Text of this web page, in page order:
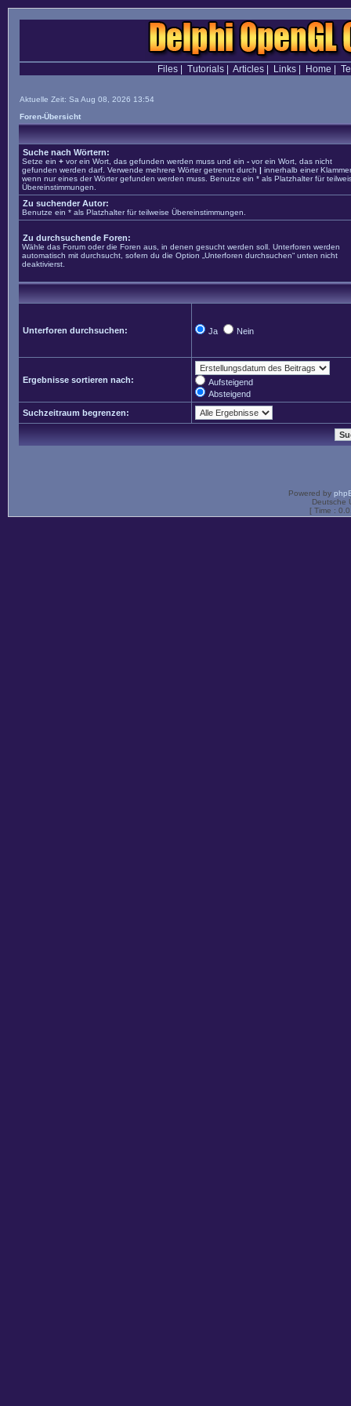
Files| Tutorials| Articles| Links| Home
Aktuelle Zeit: Sa Aug 08, 2026 13:54
Foren-Übersicht
Suche nach Wörtern:
Setze ein + vor ein Wort, das gefunden werden muss und ein - vor ein Wort, das nicht
gefunden werden darf. Verwende mehrere Wörter getrennt durch | innerhalb einer
wenn nur eines der Wörter gefunden werden muss. Benutze ein * als Platzhalter für
Übereinstimmungen.
Zu suchender Autor:
Benutze ein * als Platzhalter für teilweise Übereinstimmungen.
Zu durchsuchende Foren:
Wähle das Forum oder die Foren aus, in denen gesucht werden soll. Unterforen werden
automatisch mit durchsucht, sofern du die Option „Unterforen durchsuchen“ unten nicht
deaktivierst.
Unterforen durchsuchen: Ja Nein
Ergebnisse sortieren nach:
Aufsteigend
Absteigend
Suchzeitraum begrenzen:
Powered by
Deutsche
[ Time :